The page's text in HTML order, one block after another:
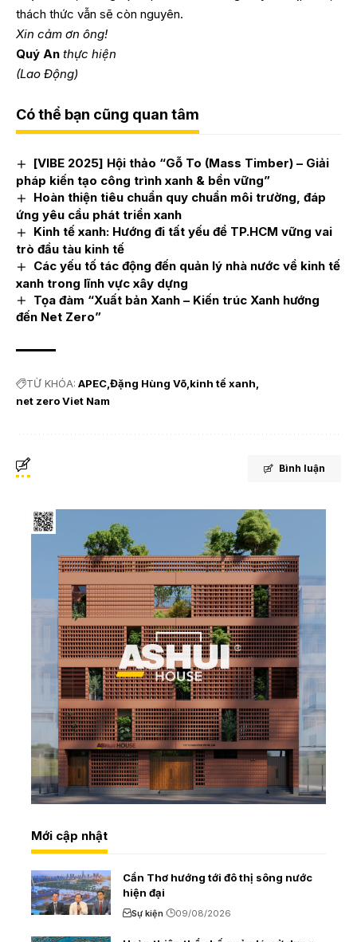
thách thức vẫn sẽ còn nguyên.
Xin cảm ơn ông!
Quý An thực hiện
(Lao Động)
Có thể bạn cũng quan tâm
[VIBE 2025] Hội thảo “Gỗ To (Mass Timber) – Giải
pháp kiến tạo công trình xanh & bền vững”
Hoàn thiện tiêu chuẩn quy chuẩn môi trường, đáp
ứng yêu cầu phát triển xanh
Kinh tế xanh: Hướng đi tất yếu để TP.HCM vững vai
trò đầu tàu kinh tế
Các yếu tố tác động đến quản lý nhà nước về kinh tế
xanh trong lĩnh vực xây dựng
Tọa đàm “Xuất bản Xanh – Kiến trúc Xanh hướng
đến Net Zero”
TỪ KHÓA: APEC Đặng Hùng Võ kinh tế xanh
net zero Viet Nam
Bình luận
Mới cập nhật
Cần Thơ hướng tới đô thị sông nước
hiện đại
Sự kiện 09/08/2026